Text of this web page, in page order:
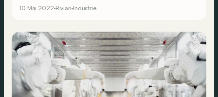
10 Mai 2022 Rivian Industrie